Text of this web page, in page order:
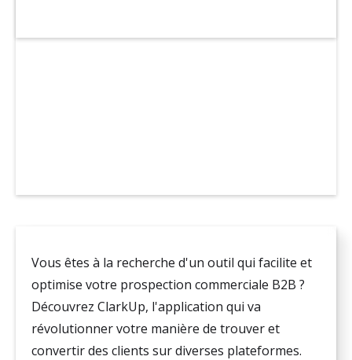
Vous êtes à la recherche d'un outil qui facilite et
optimise votre prospection commerciale B2B ?
Découvrez ClarkUp, l'application qui va
révolutionner votre manière de trouver et
convertir des clients sur diverses plateformes.